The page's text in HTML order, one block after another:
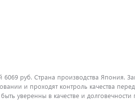
руб. Страна производства Япония.
и проходят контроль качества
уверенны в качестве и долговечности